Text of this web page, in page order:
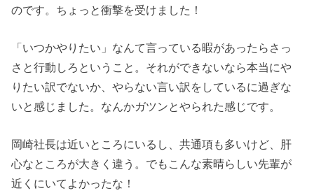
のです。ちょっと衝撃を受けました！
「いつかやりたい」なんて言っている暇があったらさっ
さと行動しろということ。それができないなら本当にや
りたい訳でないか、やらない言い訳をしているに過ぎな
いと感じました。なんかガツンとやられた感じです。
岡崎社長は近いところにいるし、共通項も多いけど、肝
心なところが大きく違う。でもこんな素晴らしい先輩が
近くにいてよかったな！